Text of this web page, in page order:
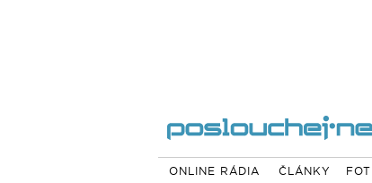
ONLINE RÁDIA ČLÁNKY